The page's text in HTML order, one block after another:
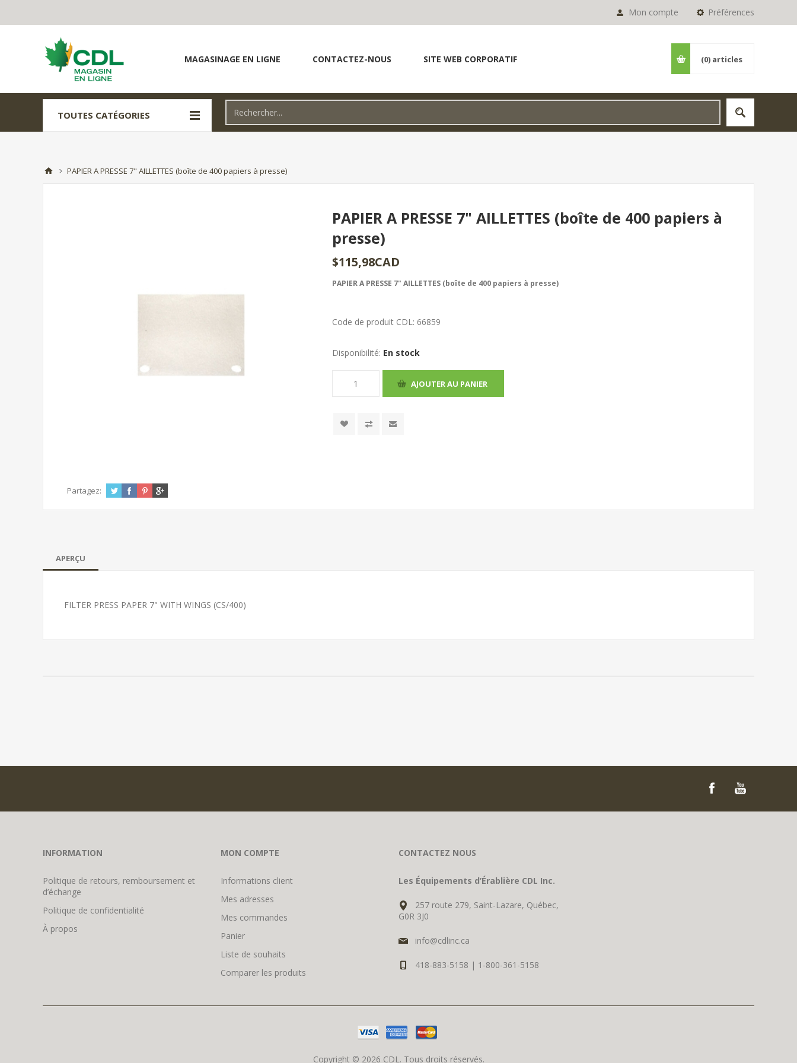
Préférences
Mon compte
MAGASINAGE EN LIGNE CONTACTEZ-NOUS SITE WEB CORPORATIF (0) articles
TOUTES CATÉGORIES
PAPIER A PRESSE 7" AILLETTES (boîte de 400 papiers à presse)
PAPIER A PRESSE 7" AILLETTES (boîte de 400 papiers à
presse)
$115,98CAD
PAPIER A PRESSE 7" AILLETTES (boîte de 400 papiers à presse)
Code de produit CDL: 66859
Disponibilité: En stock
Partagez:
APERÇU
FILTER PRESS PAPER 7" WITH WINGS (CS/400)
INFORMATION
Politique de retours, remboursement et
d’échange
Politique de confidentialité
À propos
MON COMPTE
Informations client
Mes adresses
Mes commandes
Panier
Liste de souhaits
Comparer les produits
CONTACTEZ NOUS
Les Équipements d’Érablière CDL Inc.
257 route 279, Saint-Lazare, Québec,
G0R 3J0
info@cdlinc.ca
418-883-5158 | 1-800-361-5158
Copyright © 2026 CDL. Tous droits réservés.